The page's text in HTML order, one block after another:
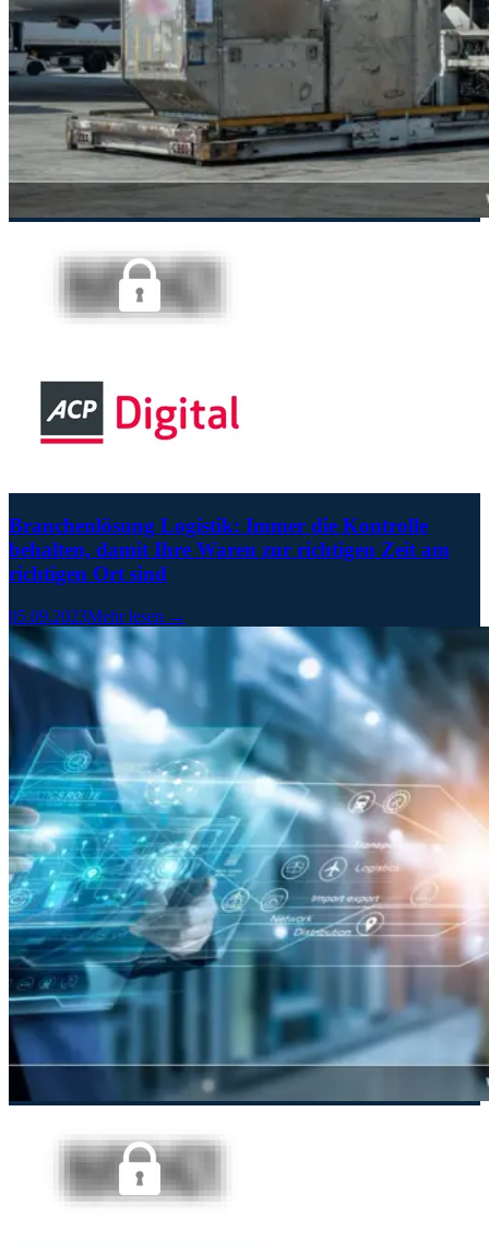
Branchenlösung Logistik: Immer die Kontrolle
behalten, damit Ihre Waren zur richtigen Zeit am
richtigen Ort sind
05.09.2023Mehr lesen →